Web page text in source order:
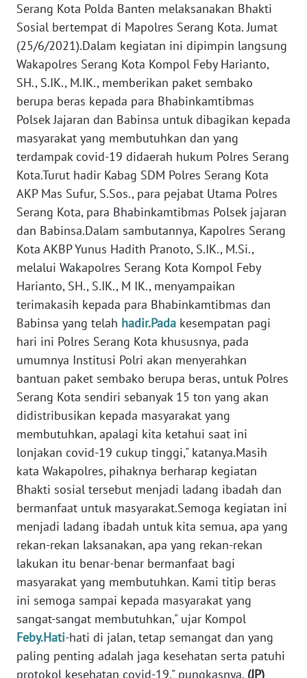
Serang Kota Polda Banten melaksanakan Bhakti
Sosial bertempat di Mapolres Serang Kota. Jumat
(25/6/2021).Dalam kegiatan ini dipimpin langsung
Wakapolres Serang Kota Kompol Feby Harianto,
SH., S.IK., M.IK., memberikan paket sembako
berupa beras kepada para Bhabinkamtibmas
Polsek Jajaran dan Babinsa untuk dibagikan kepada
masyarakat yang membutuhkan dan yang
terdampak covid-19 didaerah hukum Polres Serang
Kota.Turut hadir Kabag SDM Polres Serang Kota
AKP Mas Sufur, S.Sos., para pejabat Utama Polres
Serang Kota, para Bhabinkamtibmas Polsek jajaran
dan Babinsa.Dalam sambutannya, Kapolres Serang
Kota AKBP Yunus Hadith Pranoto, S.IK., M.Si.,
melalui Wakapolres Serang Kota Kompol Feby
Harianto, SH., S.IK., M IK., menyampaikan
terimakasih kepada para Bhabinkamtibmas dan
Babinsa yang telah hadir.Pada kesempatan pagi
hari ini Polres Serang Kota khususnya, pada
umumnya Institusi Polri akan menyerahkan
bantuan paket sembako berupa beras, untuk Polres
Serang Kota sendiri sebanyak 15 ton yang akan
didistribusikan kepada masyarakat yang
membutuhkan, apalagi kita ketahui saat ini
lonjakan covid-19 cukup tinggi," katanya.Masih
kata Wakapolres, pihaknya berharap kegiatan
Bhakti sosial tersebut menjadi ladang ibadah dan
bermanfaat untuk masyarakat.Semoga kegiatan ini
menjadi ladang ibadah untuk kita semua, apa yang
rekan-rekan laksanakan, apa yang rekan-rekan
lakukan itu benar-benar bermanfaat bagi
masyarakat yang membutuhkan. Kami titip beras
ini semoga sampai kepada masyarakat yang
sangat-sangat membutuhkan," ujar Kompol
Feby.Hati-hati di jalan, tetap semangat dan yang
paling penting adalah jaga kesehatan serta patuhi
protokol kesehatan covid-19," pungkasnya. (JP)
PEDOMAN
MEDIA
REDAKSI
KARIR
DISCLAIMER
Wahana
News
Regional
WN
SUMUT
WN
JAKARTA
WN
JABAR
WN
BANTEN
WN
NTT
WN
KEPRI
WN
PAPUA
WN
BARAT
WN